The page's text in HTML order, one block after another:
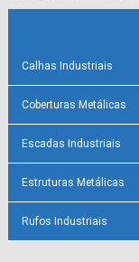
Calhas Industriais
Coberturas Metálicas
Escadas Industriais
Estruturas Metálicas
Rufos Industriais